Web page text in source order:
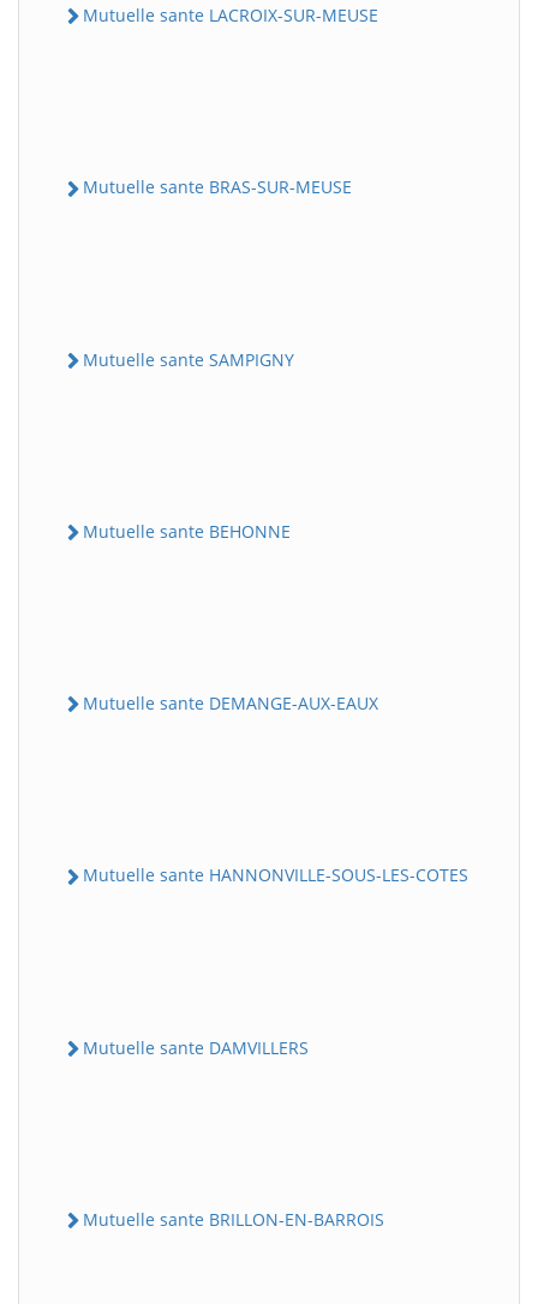
Mutuelle sante LACROIX-SUR-MEUSE
Mutuelle sante BRAS-SUR-MEUSE
Mutuelle sante SAMPIGNY
Mutuelle sante BEHONNE
Mutuelle sante DEMANGE-AUX-EAUX
Mutuelle sante HANNONVILLE-SOUS-LES-COTES
Mutuelle sante DAMVILLERS
Mutuelle sante BRILLON-EN-BARROIS